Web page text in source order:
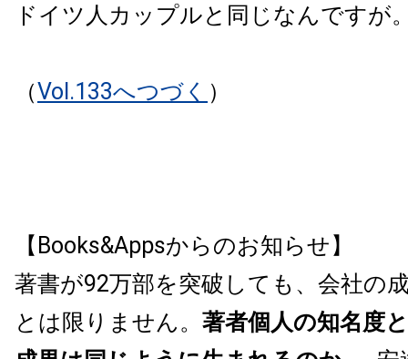
ドイツ人カップルと同じなんですが
（Vol.133へつづく ）
【Books&Appsからのお知らせ】
著書が92万部を突破しても、会社の
とは限りません。 著者個人の知名度